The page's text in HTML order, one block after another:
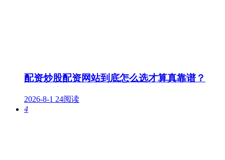
配资炒股配资网站到底怎么选才算真靠谱？
2026-8-1 24阅读
4